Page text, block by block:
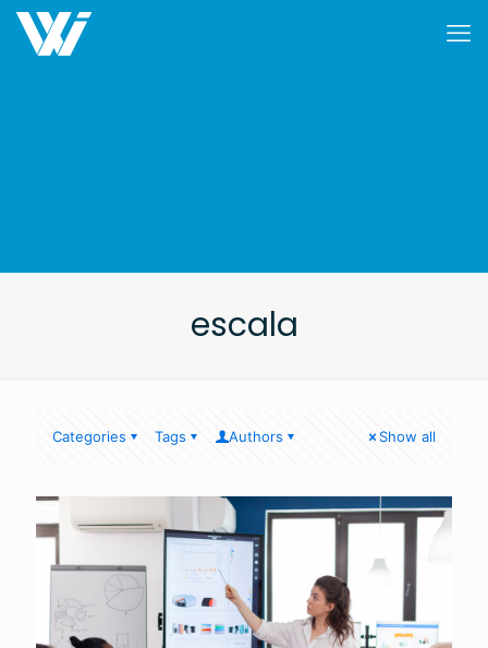
escala
Categories Tags Authors Show all